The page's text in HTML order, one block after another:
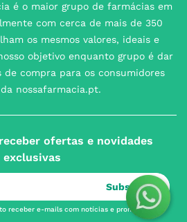
é o maior grupo de farmácias em
com cerca de mais de 350
os mesmos valores, ideais e
objetivo enquanto grupo é dar
de compra para os consumidores
nossafarmacia.pt.
ofertas e novidades
exclusivas
Subscrever
receber e-mails com notícias e promoções da